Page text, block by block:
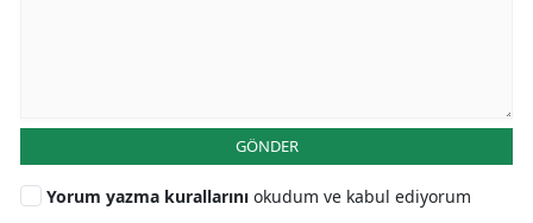
GÖNDER
Yorum yazma kurallarını okudum ve kabul ediyorum